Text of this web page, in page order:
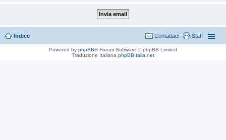
Indice Staff
Contattaci
Powered by phpBB® Forum Software © phpBB Limited
Traduzione Italiana phpBBItalia.net